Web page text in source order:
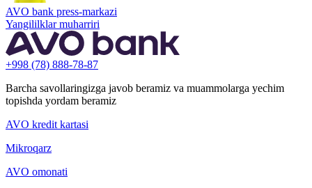
AVO bank press-markazi
Yangililklar muharriri
+998 (78) 888-78-87
Barcha savollaringizga javob beramiz va muammolarga yechim
topishda yordam beramiz
AVO kredit kartasi
Mikroqarz
AVO omonati